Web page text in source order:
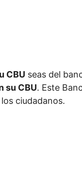
CBU seas del
su CBU. Este
ciudadanos.